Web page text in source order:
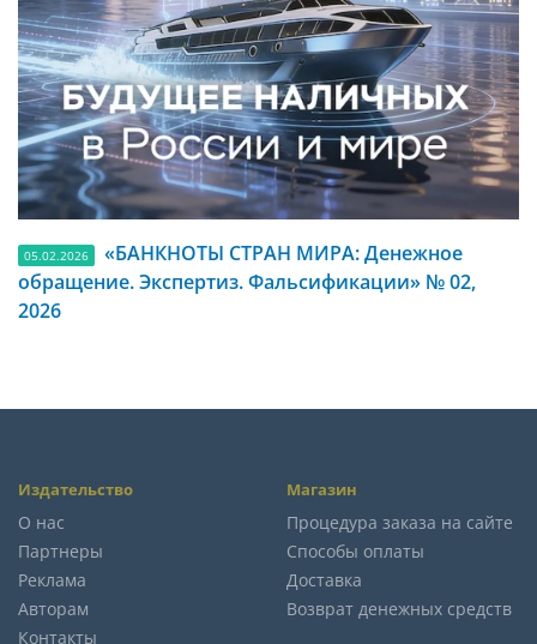
05.02.2026
«БАНКНОТЫ СТРАН МИРА: Денежное
обращение. Экспертиз. Фальсификации» № 02,
2026
Издательство
О нас
Партнеры
Реклама
Авторам
Контакты
Магазин
Процедура заказа на сайте
Способы оплаты
Доставка
Возврат денежных средств